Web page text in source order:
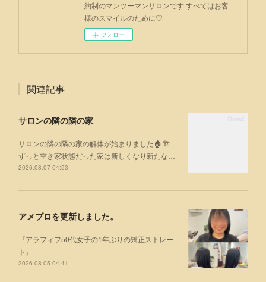
約制のマンツーマンサロンです すべてはお客
様のスマイルのために♡
フォロー
関連記事
サロンの隣の隣の家
サロンの隣の隣の家の解体が始まりました🏠🏗
ずっと空き家状態だった家は新しくなり新たな…
2026.08.07 04:53
アメブロを更新しました。
『アラフィフ50代女子の1年ぶりの矯正ストレー
ト』
2026.08.05 04:41